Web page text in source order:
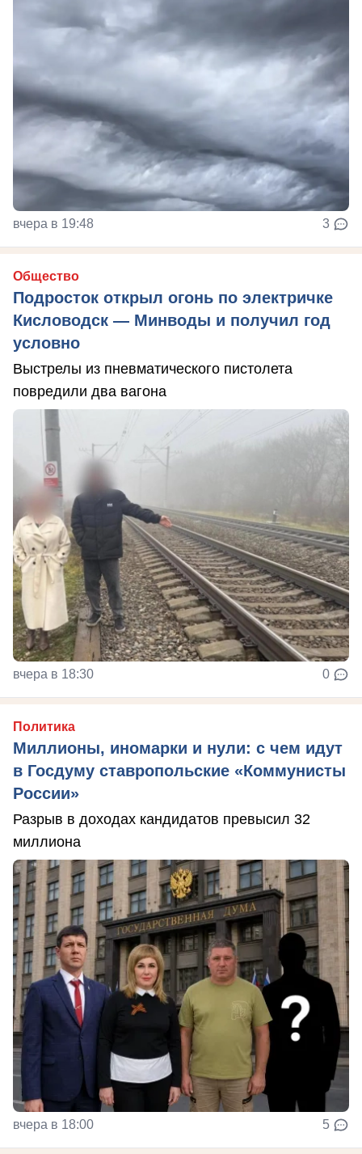
вчера в 19:48 3
Общество
Подросток открыл огонь по электричке
Кисловодск — Минводы и получил год
условно
Выстрелы из пневматического пистолета
повредили два вагона
вчера в 18:30 0
Политика
Миллионы, иномарки и нули: с чем идут
в Госдуму ставропольские «Коммунисты
России»
Разрыв в доходах кандидатов превысил 32
миллиона
вчера в 18:00 5